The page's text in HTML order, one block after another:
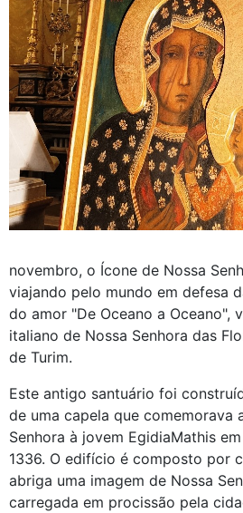
novembro, o Ícone de Nossa
viajando pelo mundo em defesa
do amor "De Oceano a Oceano",
italiano de Nossa Senhora das
de Turim.
Este antigo santuário foi
de uma capela que comemorava
Senhora à jovem EgidiaMathis
1336. O edifício é composto por
abriga uma imagem de Nossa
carregada em procissão pela